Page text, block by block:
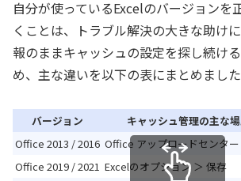
自分が使っているExcelのバージョンを
くことは、トラブル解決の大きな助け
報のままキャッシュの設定を探し続け
め、主な違いを以下の表にまとめました
バージョン
キャッシュ管理の主な
Office 2013 / 2016 Office アップロードセンター
Office 2019 / 2021 Excelのオプション ＞ 保存